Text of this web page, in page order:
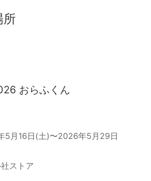
所
おらふくん
5月16日(土)〜2026年5月29日
社ストア